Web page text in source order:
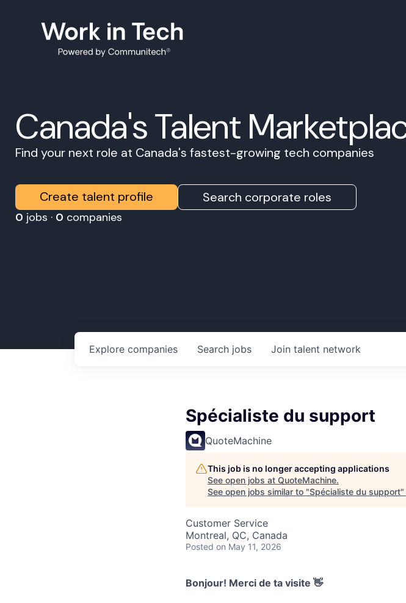
Canada's Talent
Find your next role at Canada's fastest-growing tech companies
Create talent profile Search corporate roles
0 jobs · 0 companies
Search jobs
Explore companies Join talent network
Spécialiste du support
QuoteMachine
This job is no longer accepting applications
See open jobs at QuoteMachine.
See open jobs similar to "Spécialiste du support"
Customer Service
Montreal, QC, Canada
Posted on May 11, 2026
Bonjour! Merci de ta visite 👋